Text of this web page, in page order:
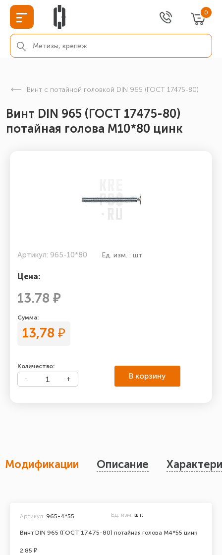
0
Винт с потайной головкой DIN 965 (ГОСТ 17475-80)
Винт DIN 965 (ГОСТ 17475-80)
потайная голова М10*80 цинк
Артикул: 965-10*80 Ед. изм. : шт
Цена:
13.78 ₽
Сумма:
13,78 ₽
Количество:
В корзину
Модификации Описание
Винт DIN 965 (ГОСТ 17475-80) потайная голова М4*55 цинк
Артикул: 965-4*55 Ед. изм. шт.
2.85 ₽